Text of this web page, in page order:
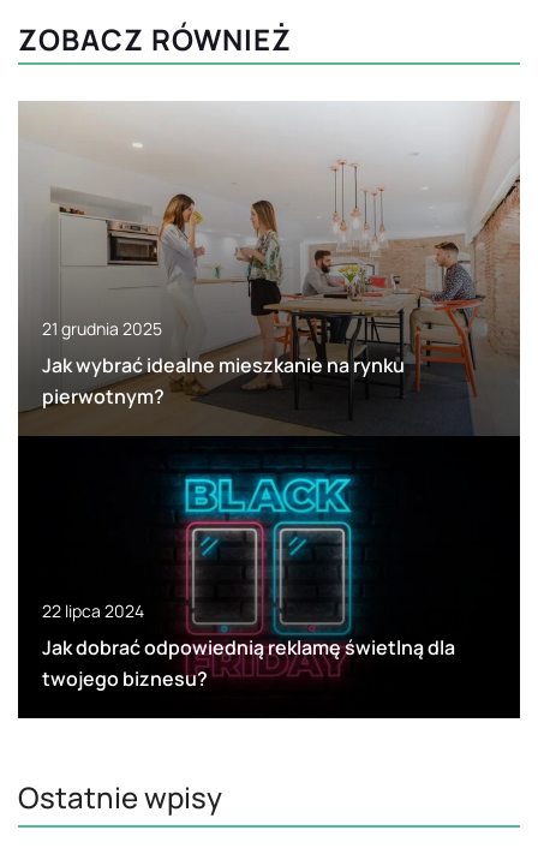
ZOBACZ RÓWNIEŻ
21 grudnia 2025
Jak wybrać idealne mieszkanie na rynku
pierwotnym?
22 lipca 2024
Jak dobrać odpowiednią reklamę świetlną dla
twojego biznesu?
Ostatnie wpisy